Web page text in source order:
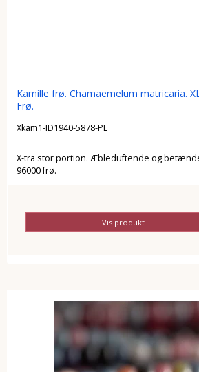
Kamille frø. Chamaemelum matricaria.
Frø.
Xkam1-ID1940-5878-PL
X-tra stor portion. Æbleduftende og
96000 frø.
Vis produkt